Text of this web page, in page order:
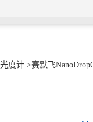
度计 >赛默飞